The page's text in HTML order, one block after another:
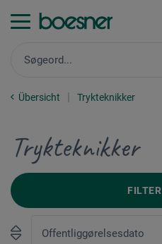
Übersicht Trykteknikker
Trykteknikker
FILTER